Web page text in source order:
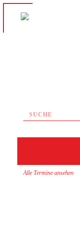
Alle Termine ansehen